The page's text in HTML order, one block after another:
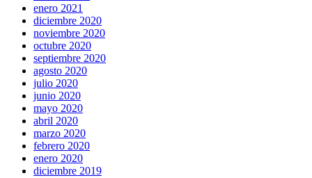
enero 2021
diciembre 2020
noviembre 2020
octubre 2020
septiembre 2020
agosto 2020
julio 2020
junio 2020
mayo 2020
abril 2020
marzo 2020
febrero 2020
enero 2020
diciembre 2019